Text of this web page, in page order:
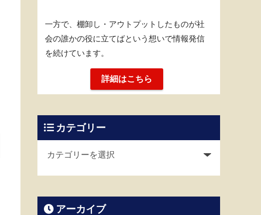
一方で、棚卸し・アウトプットしたものが社
会の誰かの役に立てばという想いで情報発信
を続けています。
詳細はこちら
カテゴリー
アーカイブ